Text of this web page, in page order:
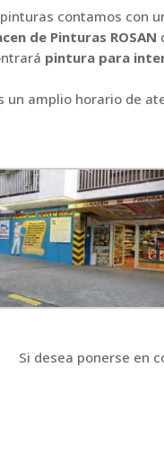
contamos con
de Pinturas ROSAN
pintura para
un amplio horario de
Si desea ponerse en